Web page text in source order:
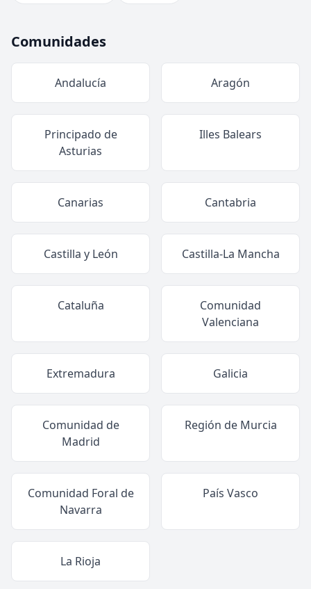
Comunidades
Andalucía Aragón
Principado de
Asturias
Illes Balears
Canarias Cantabria
Castilla y León Castilla-La Mancha
Cataluña
Comunidad
Valenciana
Extremadura Galicia
Comunidad de
Madrid
Región de Murcia
Comunidad Foral de
Navarra
País Vasco
La Rioja